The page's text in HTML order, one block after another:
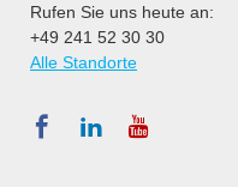
Rufen Sie uns heute an:
+49 241 52 30 30
Alle Standorte